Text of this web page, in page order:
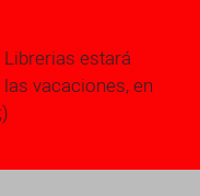
Librerias estará
vacaciones, en